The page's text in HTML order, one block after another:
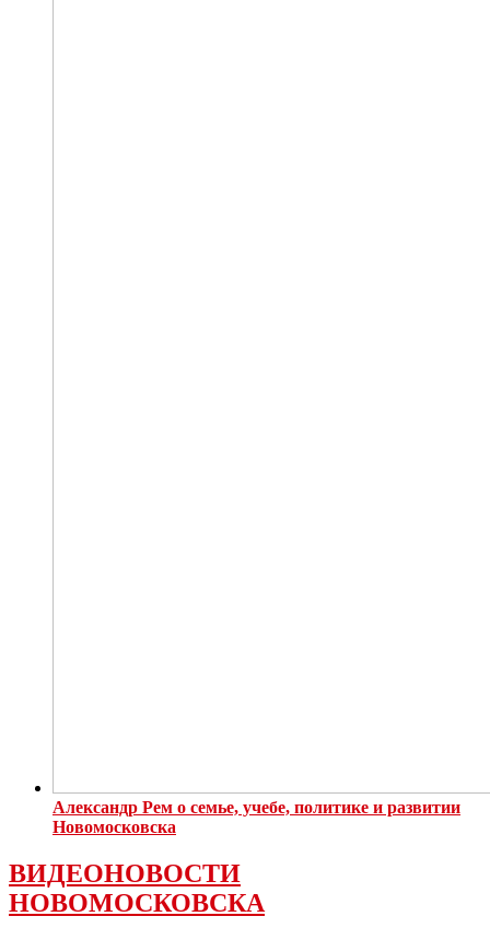
Александр Рем о семье, учебе, политике и развитии
Новомосковска
ВИДЕОНОВОСТИ
НОВОМОСКОВСКА